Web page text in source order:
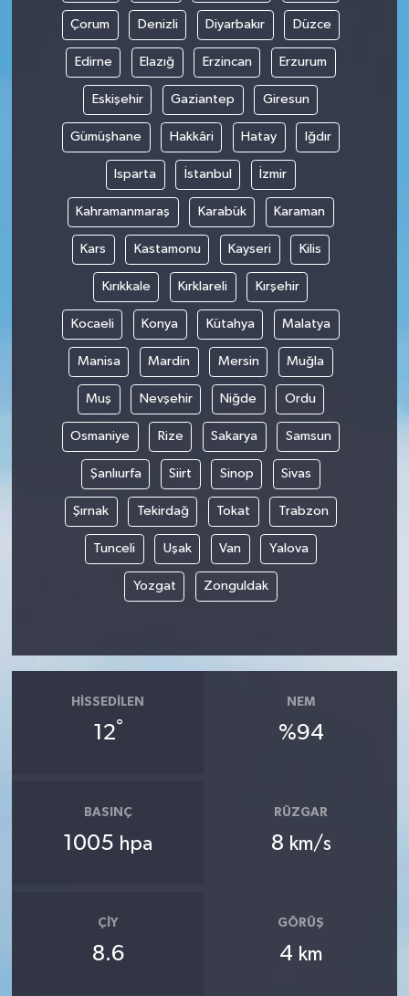
Çorum Denizli Diyarbakır Düzce
Edirne Elazığ Erzincan Erzurum
Eskişehir Gaziantep Giresun
Gümüşhane Hakkâri Hatay Iğdır
Isparta İstanbul İzmir
Kahramanmaraş Karabük Karaman
Kars Kastamonu Kayseri Kilis
Kırıkkale Kırklareli Kırşehir
Kocaeli Konya Kütahya Malatya
Manisa Mardin Mersin Muğla
Muş Nevşehir Niğde Ordu
Osmaniye Rize Sakarya Samsun
Şanlıurfa Siirt Sinop Sivas
Şırnak Tekirdağ Tokat Trabzon
Tunceli Uşak Van Yalova
Yozgat Zonguldak
HISSEDILEN
12°
NEM
%94
BASINÇ
1005 hpa
RÜZGAR
8 km/s
ÇIY
8.6
GÖRÜŞ
4 km